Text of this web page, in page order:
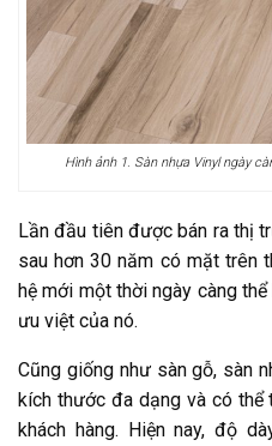
Hình ảnh 1. Sàn nhựa Vinyl ngày
Lần đầu tiên được bán ra thị
sau hơn 30 năm có mặt trên
hệ mới một thời ngày càng
ưu việt của nó.
Cũng giống như sàn gỗ, sàn
kích thước đa dạng và có
khách hàng. Hiện nay, độ